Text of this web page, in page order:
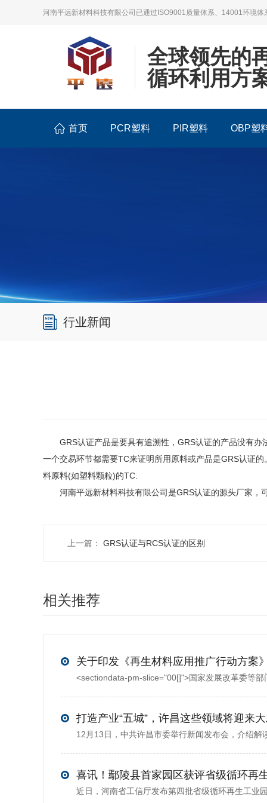
河南平远新材料科技有限公司已通过ISO9001质量体系、14001环境
全球领先的
循环利用方
首页 PCR塑料 PIR塑料 OBP塑
行业新闻
GRS认证产品是要具有追溯性， GRS认证的产品没有办
一个交易环节都需要TC来证明所用原料或产品是GRS认证的
料原料(如塑料颗粒)的TC.
河南平远新材料科技有限公司是GRS认证的源头厂家，
上一篇： GRS认证与RCS认证的区别
相关推荐
打造产业“五城”，许昌这些领域将迎来
喜讯！鄢陵县首家园区获评省级循环再